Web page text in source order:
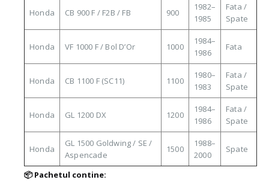
Honda CB 900 F / F2B / FB 900
1982–
1985
Fata /
Spate
Honda VF 1000 F / Bol D’Or 1000
1984–
1986
Fata
Honda CB 1100 F (SC11) 1100
1980–
1983
Fata /
Spate
Honda GL 1200 DX 1200
1984–
1986
Fata /
Spate
Honda
GL 1500 Goldwing / SE /
Aspencade
1500
1988–
2000
Spate
📦 Pachetul contine: